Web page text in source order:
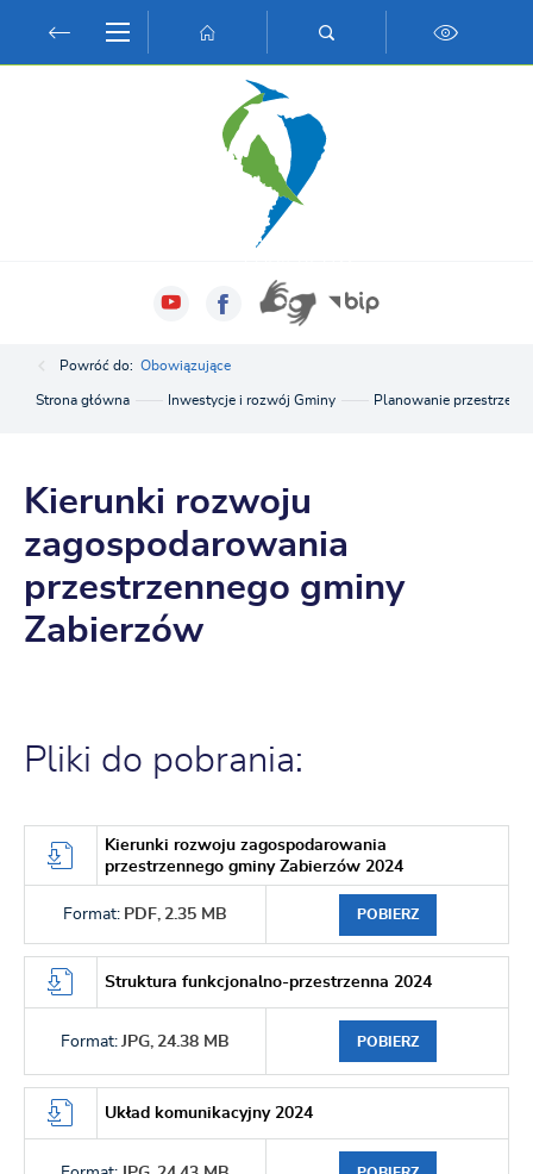
Przejdź do wyszukiwarki.
Przejdź do ustawień wielkości czcionki.
Włącz wersję kontrastową strony.
Powróć do: Obowiązujące
Strona główna Inwestycje i rozwój Gminy Planowanie
Kierunki rozwoju
zagospodarowania
przestrzennego gminy
Zabierzów
Pliki do pobrania:
Kierunki rozwoju zagospodarowania
przestrzennego gminy Zabierzów 2024
Format: PDF, 2.35 MB POBIERZ
Struktura funkcjonalno-przestrzenna 2024
Format: JPG, 24.38 MB POBIERZ
Układ komunikacyjny 2024